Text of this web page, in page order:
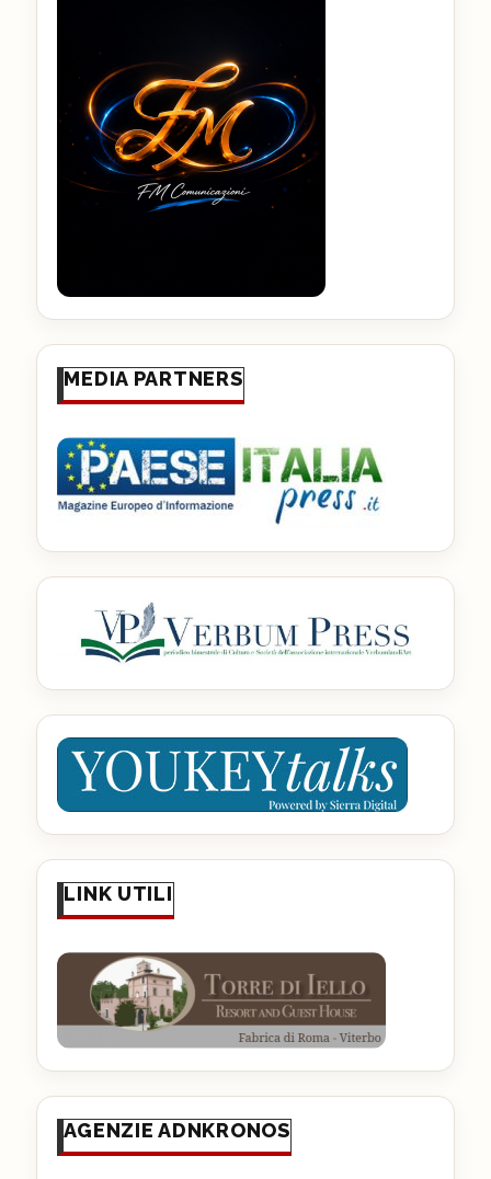
MEDIA PARTNERS
LINK UTILI
AGENZIE ADNKRONOS